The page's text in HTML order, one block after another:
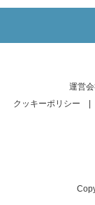
運営
クッキーポリシー